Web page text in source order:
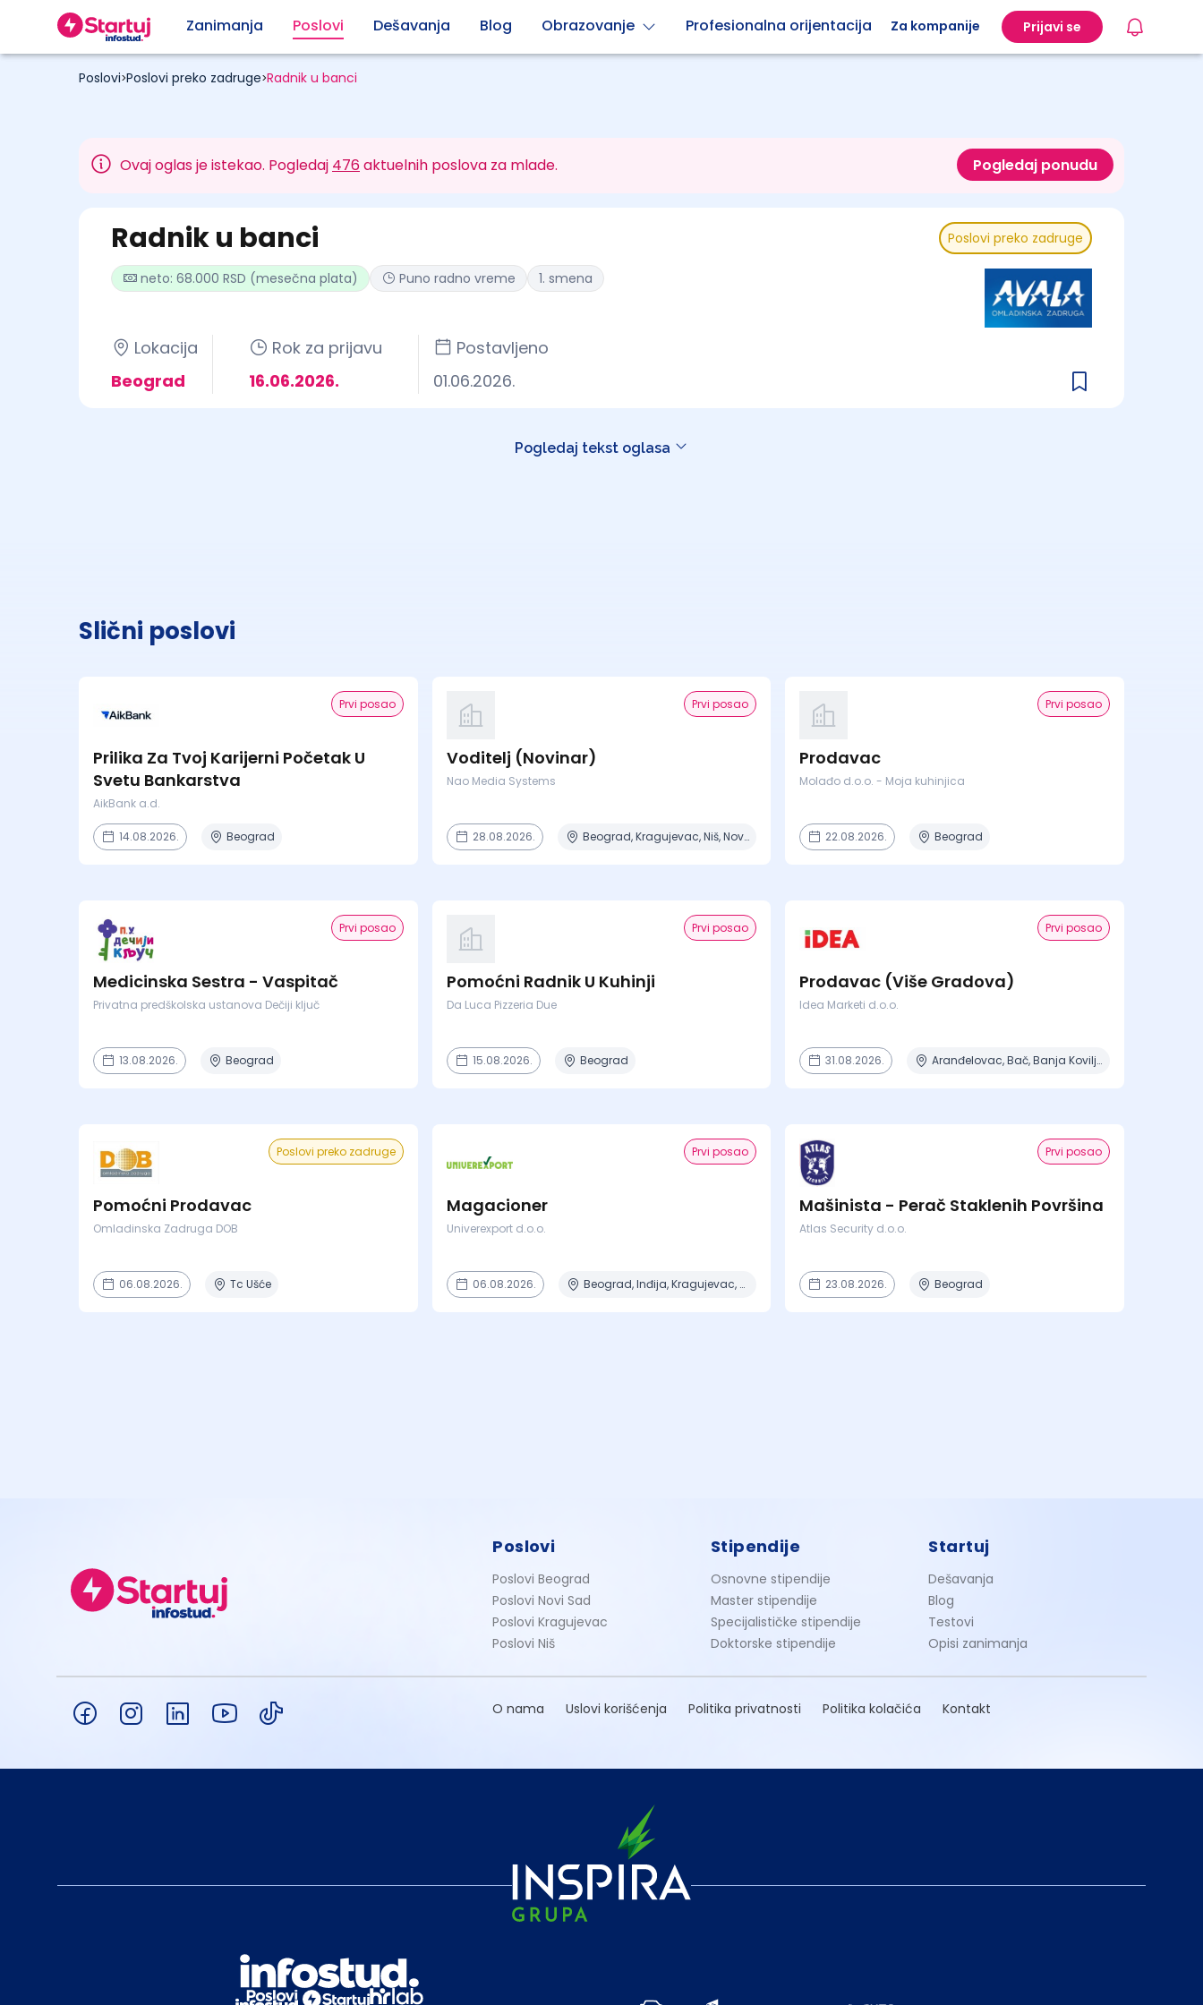
Zanimanja Poslovi Dešavanja Blog Obrazovanje Profesionalna orijentacija Za kompanije Prijavi se
Poslovi>Poslovi preko zadruge>Radnik u banci
Ovaj oglas je istekao. Pogledaj 476aktuelnih poslova za mlade. Pogledaj ponudu
Poslovi preko zadruge
Radnik u banci
Lokacija
Beograd
Rok za prijavu
16.06.2026.
Postavljeno
01.06.2026.
neto: 68.000 RSD (mesečna plata) Puno radno vreme 1. smena
Pogledaj tekst oglasa
Slični poslovi
Prvi posao
Prilika Za Tvoj Karijerni Početak U
Svetu Bankarstva
AikBank a.d.
14.08.2026. Beograd
Prvi posao
Voditelj (Novinar)
Nao Media Systems
28.08.2026. Beograd, Kragujevac, Niš, Novi Sad
Prvi posao
Prodavac
Molađo d.o.o. - Moja kuhinjica
22.08.2026. Beograd
Prvi posao
Medicinska Sestra - Vaspitač
Privatna predškolska ustanova Dečiji ključ
13.08.2026. Beograd
Prvi posao
Pomoćni Radnik U Kuhinji
Da Luca Pizzeria Due
15.08.2026. Beograd
Prvi posao
Prodavac (Više Gradova)
Idea Marketi d.o.o.
31.08.2026. Aranđelovac, Bač, Banja Koviljača, Beograd, Boljevac + 16 mesta
Poslovi preko zadruge
Pomoćni Prodavac
Omladinska Zadruga DOB
06.08.2026. Tc Ušće
Prvi posao
Magacioner
Univerexport d.o.o.
06.08.2026. Beograd, Inđija, Kragujevac, Kruševac, Lazarevac + 9 mesta
Prvi posao
Mašinista - Perač Staklenih Površina
Atlas Security d.o.o.
23.08.2026. Beograd
Poslovi
Poslovi Beograd
Poslovi Novi Sad
Poslovi Kragujevac
Poslovi Niš
Stipendije
Osnovne stipendije
Master stipendije
Specijalističke stipendije
Doktorske stipendije
Startuj
Dešavanja
Blog
Testovi
Opisi zanimanja
O nama Uslovi korišćenja Politika privatnosti Politika kolačića Kontakt